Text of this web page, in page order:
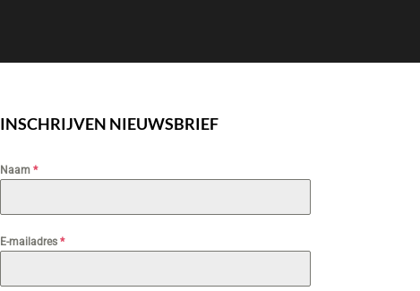
INSCHRIJVEN NIEUWSBRIEF
Naam*
E-mailadres*